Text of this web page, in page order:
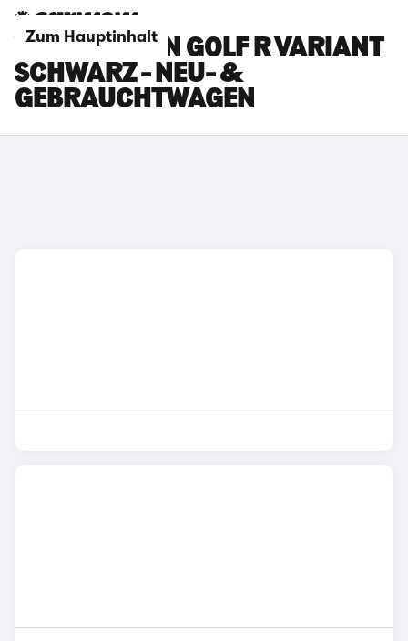
Zum Hauptinhalt
VOLKSWAGEN GOLF R VARIANT
SCHWARZ - NEU- &
GEBRAUCHTWAGEN